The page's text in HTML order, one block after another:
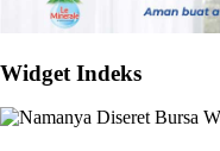
Widget Indeks